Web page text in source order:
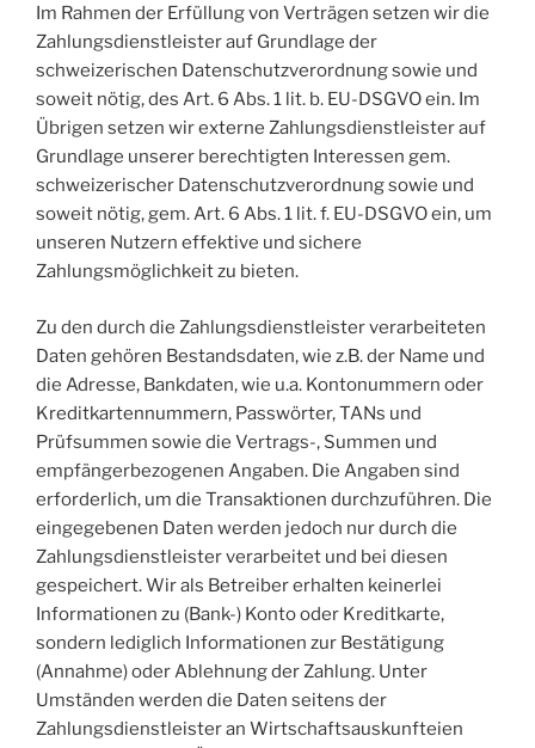
Im Rahmen der Erfüllung von Verträgen setzen wir die
Zahlungsdienstleister auf Grundlage der
schweizerischen Datenschutzverordnung sowie und
soweit nötig, des Art. 6 Abs. 1 lit. b. EU-DSGVO ein. Im
Übrigen setzen wir externe Zahlungsdienstleister auf
Grundlage unserer berechtigten Interessen gem.
schweizerischer Datenschutzverordnung sowie und
soweit nötig, gem. Art. 6 Abs. 1 lit. f. EU-DSGVO ein, um
unseren Nutzern effektive und sichere
Zahlungsmöglichkeit zu bieten.
Zu den durch die Zahlungsdienstleister verarbeiteten
Daten gehören Bestandsdaten, wie z.B. der Name und
die Adresse, Bankdaten, wie u.a. Kontonummern oder
Kreditkartennummern, Passwörter, TANs und
Prüfsummen sowie die Vertrags-, Summen und
empfängerbezogenen Angaben. Die Angaben sind
erforderlich, um die Transaktionen durchzuführen. Die
eingegebenen Daten werden jedoch nur durch die
Zahlungsdienstleister verarbeitet und bei diesen
gespeichert. Wir als Betreiber erhalten keinerlei
Informationen zu (Bank-) Konto oder Kreditkarte,
sondern lediglich Informationen zur Bestätigung
(Annahme) oder Ablehnung der Zahlung. Unter
Umständen werden die Daten seitens der
Zahlungsdienstleister an Wirtschaftsauskunfteien